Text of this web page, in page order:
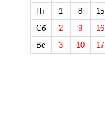
Пт
1 8 15
Сб
2 9 16
Вс
3 10 17